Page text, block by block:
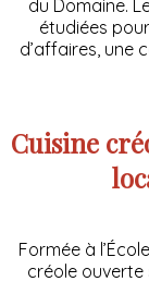
du Domaine.
étudiées
d’affaires, une
Cuisine
Formée à
créole ouverte